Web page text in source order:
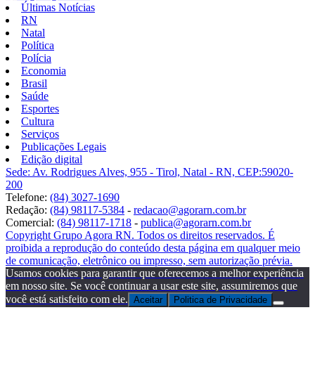
Últimas Notícias
RN
Natal
Política
Polícia
Economia
Brasil
Saúde
Esportes
Cultura
Serviços
Publicações Legais
Edição digital
Sede: Av. Rodrigues Alves, 955 - Tirol, Natal - RN, CEP:59020-
200
Telefone: (84) 3027-1690
Redação: (84) 98117-5384 - redacao@agorarn.com.br
Comercial: (84) 98117-1718 - publica@agorarn.com.br
Copyright Grupo Agora RN. Todos os direitos reservados. É
proibida a reprodução do conteúdo desta página em qualquer meio
de comunicação, eletrônico ou impresso, sem autorização prévia.
Usamos cookies para garantir que oferecemos a melhor experiência
em nosso site. Se você continuar a usar este site, assumiremos que
você está satisfeito com ele. Aceitar Politica de Privacidade